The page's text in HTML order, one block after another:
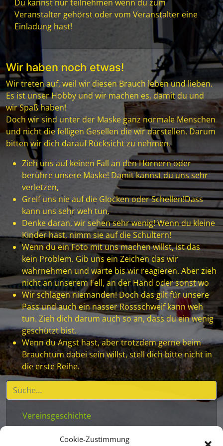
Cookie-Zustimmung
Du kannst nur teilnehmen wenn du zum
Veranstalter gehörst oder vom Veranstalter eine
Einladung hast!
Wir haben noch etwas!
Wir treten auf, weil wir diesen Brauch leben und lieben.
Es ist unser Hobby und wir machen es, damit du und
wir Spaß haben!
Doch wir sind unter der Maske ganz normale Menschen
und nicht die felligen Gesellen die wir darstellen. Darum
bitten wir dich darauf Rücksicht zu nehmen.
Zieh uns auf keinen Fall an den Hörnern oder
berühre unsere Maske! Damit kannst du uns sehr
verletzen,
Greif uns nie auf die Glocken oder Schellen!Dass
kann uns sehr weh tun.
Denke daran, wir sehen sehr wenig! Wenn du kleine
Kinder hast, nimm sie auf die Schultern!
Wenn du ein Foto mit uns machen willst, ist das
kein Problem. Gib uns ein Zeichen das wir
wahrnehmen und warte bis wir reagieren. Aber zieh
nicht an unserem Fell, an der Hand oder sonst wo
Wir schlagen niemanden! Doch das gilt für unsere
Pass und auch ein nasser Rossschweif kann weh
tun. Zieh dich darum auch so an, dass du ein wenig
geschützt bist.
Wenn du Angst hast, aber trotzdem gerne beim
Brauchtum dabei sein willst, stell dich bitte nicht in
die erste Reihe.
Vereinsgeschichte